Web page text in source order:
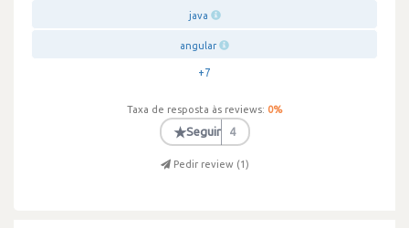
java
angular
+7
Taxa de resposta às reviews: 0%
★Seguir 4
Pedir review (1)